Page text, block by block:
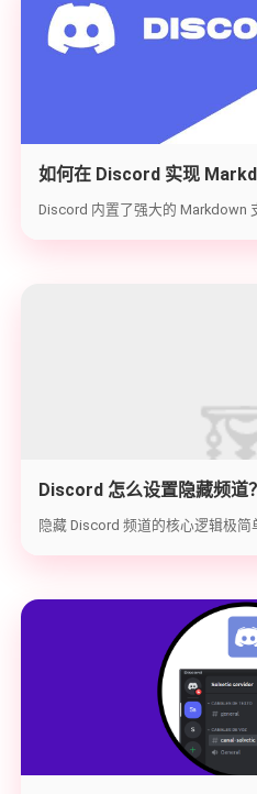
如何在 Discord 实现
代码块与隐藏文字教学
Discord 内置了强大的 Markdown
Discord 怎么设置隐藏频道
手教你打造 100% 私密的专
隐藏 Discord 频道的核心逻辑极简